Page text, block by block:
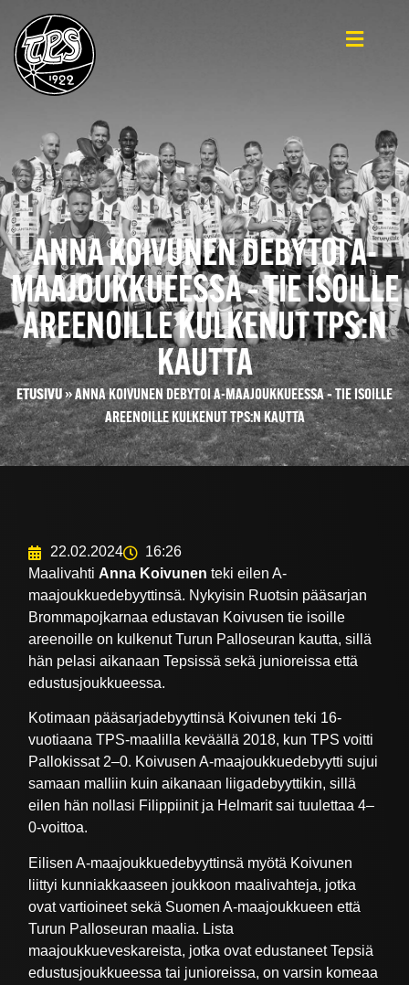
ANNA KOIVUNEN DEBYTOI A-
MAAJOUKKUEESSA – TIE ISOILLE
AREENOILLE KULKENUT TPS:N
KAUTTA
ETUSIVU»ANNA KOIVUNEN DEBYTOI A-MAAJOUKKUEESSA – TIE ISOILLE
AREENOILLE KULKENUT TPS:N KAUTTA
22.02.2024
16:26
MaalivahtiAnna Koivunen teki eilen A-
maajoukkuedebyyttinsä. Nykyisin Ruotsin pääsarjan
Brommapojkarnaa edustavan Koivusen tie isoille
areenoille on kulkenut Turun Palloseuran kautta, sillä
hän pelasi aikanaan Tepsissä sekä junioreissa että
edustusjoukkueessa.
Kotimaan pääsarjadebyyttinsä Koivunen teki 16-
vuotiaana TPS-maalilla keväällä 2018, kun TPS voitti
Pallokissat 2–0. Koivusen A-maajoukkuedebyytti sujui
samaan malliin kuin aikanaan liigadebyyttikin, sillä
eilen hän nollasi Filippiinit ja Helmarit sai tuulettaa 4–
0-voittoa.
Eilisen A-maajoukkuedebyyttinsä myötä Koivunen
liittyi kunniakkaaseen joukkoon maalivahteja, jotka
ovat vartioineet sekä Suomen A-maajoukkueen että
Turun Palloseuran maalia. Lista
maajoukkueveskareista, jotka ovat edustaneet Tepsiä
edustusjoukkueessa tai junioreissa, on varsin komeaa